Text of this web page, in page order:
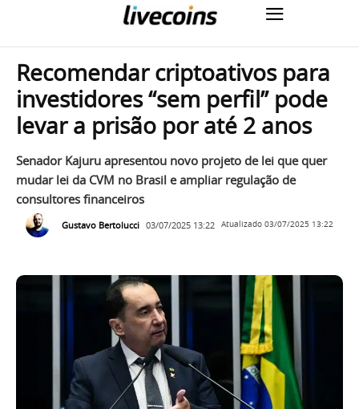
Recomendar criptoativos para
investidores “sem perfil” pode
levar a prisão por até 2 anos
Senador Kajuru apresentou novo projeto de lei que quer
mudar lei da CVM no Brasil e ampliar regulação de
consultores financeiros
Gustavo Bertolucci 03/07/2025 13:22 Atualizado 03/07/2025 13:22